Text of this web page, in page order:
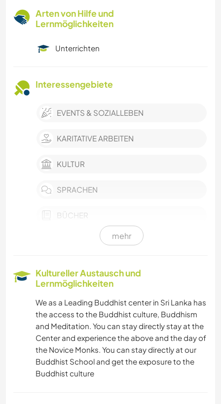
Arten von Hilfe und
Lernmöglichkeiten
Unterrichten
Interessengebiete
EVENTS & SOZIALLEBEN
KARITATIVE ARBEITEN
KULTUR
SPRACHEN
BÜCHER
mehr
Kultureller Austausch und
Lernmöglichkeiten
We as a Leading Buddhist center in Sri Lanka has
the access to the Buddhist culture, Buddhism
and Meditation. You can stay directly stay at the
Center and experience the above and the day of
the Novice Monks. You can stay directly at our
Buddhist School and get the exposure to the
Buddhist culture